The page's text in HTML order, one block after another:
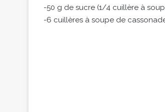
-50 g de sucre (1/4 cuillère à
-6 cuillères à soupe de